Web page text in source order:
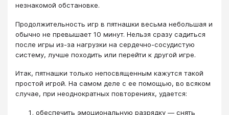
незнакомой обстановке.
Продолжительность игр в пятнашки весьма небольшая и
обычно не превышает 10 минут. Нельзя сразу садиться
после игры из-за нагрузки на сердечно-сосудистую
систему, лучше походить или перейти к другой игре.
Итак, пятнашки только непосвященным кажутся такой
простой игрой. На самом деле с ее помощью, во всяком
случае, при неоднократных повторениях, удается:
обеспечить эмоциональную разрядку — снять